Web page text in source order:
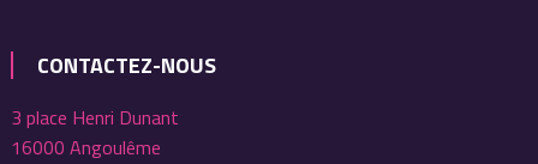
CONTACTEZ-NOUS
3 place Henri Dunant
16000 Angoulême